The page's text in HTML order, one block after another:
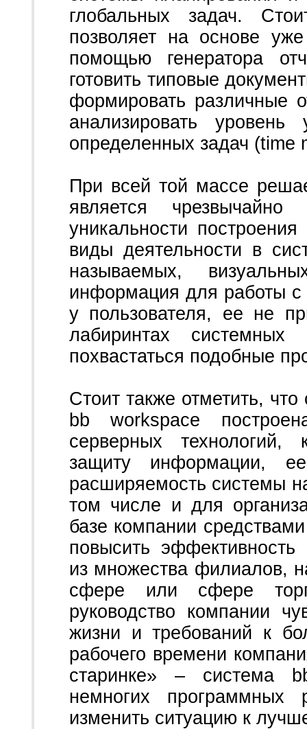
глобальных задач.
позволяет на основе
помощью генератора
готовить типовые
формировать различные
анализировать
определенных задач (time
При всей той массе
является
уникальности
виды деятельности в
называемых,
информация для работы с
у пользователя, ее не
лабиринтах
похвастаться подобные
Стоит также отметить,
bb workspace
серверных технологий,
защиту информации,
расширяемость системы
том числе и для
базе компании
повысить
из множества филиалов,
сфере или сфере
руководство компании
жизни и требований к
рабочего времени
старинке» – система
немногих программных
изменить ситуацию к